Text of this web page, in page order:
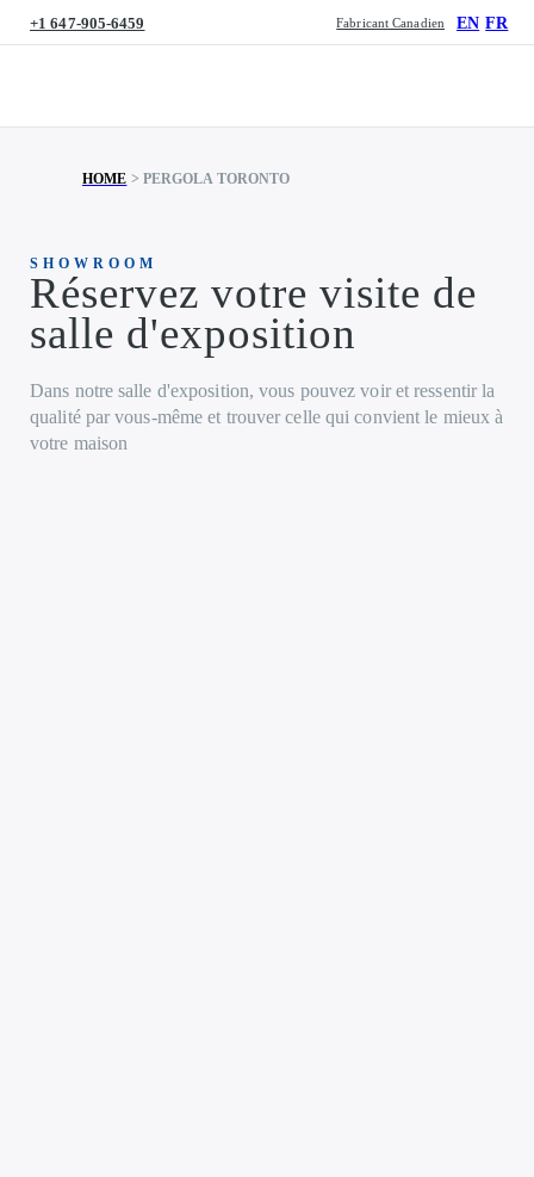
+1 647-905-6459 Fabricant Canadien EN FR
HOME > PERGOLA TORONTO
SHOWROOM
Réservez votre visite de
salle d'exposition
Dans notre salle d'exposition, vous pouvez voir et ressentir la
qualité par vous-même et trouver celle qui convient le mieux à
votre maison